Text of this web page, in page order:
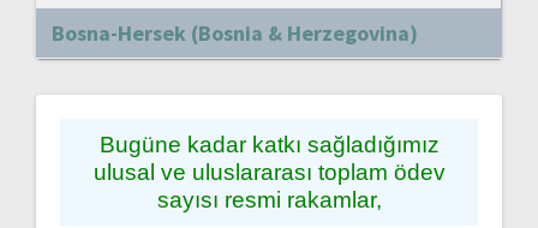
Bosna-Hersek (Bosnia & Herzegovina)
Bugüne kadar katkı sağladığımız
ulusal ve uluslararası toplam ödev
sayısı resmi rakamlar,